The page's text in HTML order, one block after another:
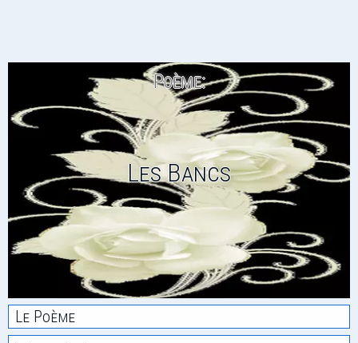
Poème:
Les Bancs
Le Poème